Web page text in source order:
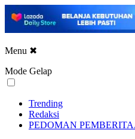
Menu ✖
Mode Gelap
Trending
Redaksi
PEDOMAN